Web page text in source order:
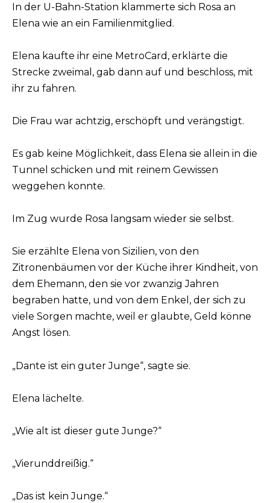
In der U-Bahn-Station klammerte sich Rosa an
Elena wie an ein Familienmitglied.
Elena kaufte ihr eine MetroCard, erklärte die
Strecke zweimal, gab dann auf und beschloss, mit
ihr zu fahren.
Die Frau war achtzig, erschöpft und verängstigt.
Es gab keine Möglichkeit, dass Elena sie allein in die
Tunnel schicken und mit reinem Gewissen
weggehen konnte.
Im Zug wurde Rosa langsam wieder sie selbst.
Sie erzählte Elena von Sizilien, von den
Zitronenbäumen vor der Küche ihrer Kindheit, von
dem Ehemann, den sie vor zwanzig Jahren
begraben hatte, und von dem Enkel, der sich zu
viele Sorgen machte, weil er glaubte, Geld könne
Angst lösen.
„Dante ist ein guter Junge“, sagte sie.
Elena lächelte.
„Wie alt ist dieser gute Junge?“
„Vierunddreißig.“
„Das ist kein Junge.“